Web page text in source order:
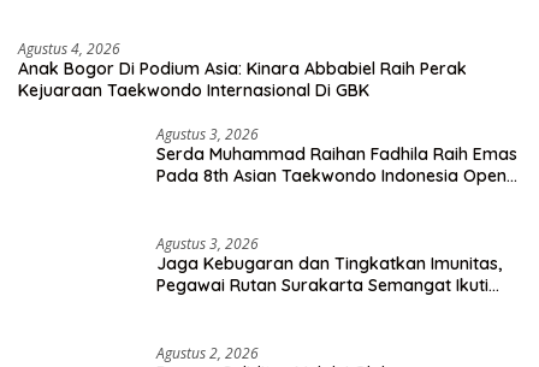
Agustus 4, 2026
Anak Bogor Di Podium Asia: Kinara Abbabiel Raih Perak
Kejuaraan Taekwondo Internasional Di GBK
Agustus 3, 2026
Serda Muhammad Raihan Fadhila Raih Emas
Pada 8th Asian Taekwondo Indonesia Open
Agustus 3, 2026
Jaga Kebugaran dan Tingkatkan Imunitas,
Pegawai Rutan Surakarta Semangat Ikuti
Agustus 2, 2026